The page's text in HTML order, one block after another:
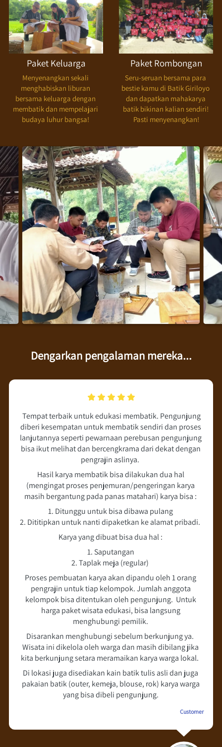
Paket Keluarga
Menyenangkan sekali
menghabiskan liburan
bersama keluarga dengan
membatik dan mempelajari
budaya luhur bangsa!
Paket Rombongan
Seru-seruan bersama para
bestie kamu di Batik Giriloyo
dan dapatkan mahakarya
batik bikinan kalian sendiri!
Pasti menyenangkan!
Dengarkan pengalaman mereka...
Tempat terbaik untuk edukasi membatik. Pengunjung
diberi kesempatan untuk membatik sendiri dan proses
lanjutannya seperti pewarnaan perebusan pengunjung
bisa ikut melihat dan bercengkrama dari dekat dengan
pengrajin aslinya.
Hasil karya membatik bisa dilakukan dua hal
(mengingat proses penjemuran/pengeringan karya
masih bergantung pada panas matahari) karya bisa :
1. Ditunggu untuk bisa dibawa pulang
2. Dititipkan untuk nanti dipaketkan ke alamat pribadi.
Karya yang dibuat bisa dua hal :
1. Saputangan
2. Taplak meja (regular)
Proses pembuatan karya akan dipandu oleh 1 orang
pengrajin untuk tiap kelompok. Jumlah anggota
kelompok bisa ditentukan oleh pengunjung.  Untuk
harga paket wisata edukasi, bisa langsung
menghubungi pemilik.
Disarankan menghubungi sebelum berkunjung ya.
Wisata ini dikelola oleh warga dan masih dibilang jika
kita berkunjung setara meramaikan karya warga lokal.
Di lokasi juga disediakan kain batik tulis asli dan juga
pakaian batik (outer, kemeja, blouse, rok) karya warga
yang bisa dibeli pengunjung.
Customer